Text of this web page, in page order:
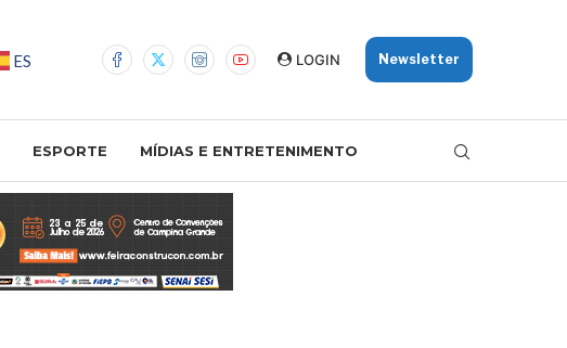
ES LOGIN Newsletter
ESPORTE MÍDIAS E ENTRETENIMENTO